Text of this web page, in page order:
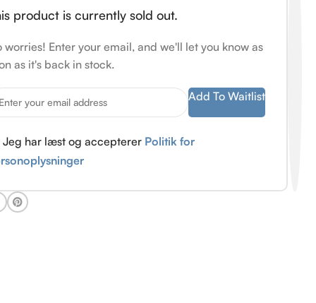
product is currently sold out.
worries! Enter your email, and we'll let you know as
as it's back in stock.
Add To Waitlist
Jeg har læst og accepterer Politik for